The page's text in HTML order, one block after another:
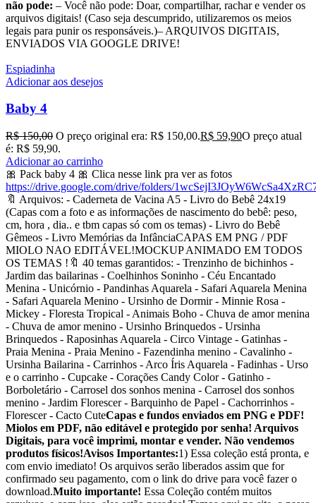
não pode: – Você não pode: Doar, compartilhar, rachar e vender os
arquivos digitais! (Caso seja descumprido, utilizaremos os meios
legais para punir os responsáveis.)– ARQUIVOS DIGITAIS,
ENVIADOS VIA GOOGLE DRIVE!
Espiadinha
Adicionar aos desejos
Baby 4
R$150,00 O preço original era: R$ 150,00.R$ 59,90O preço atual
é: R$ 59,90.
Adicionar ao carrinho
🎀 Pack baby 4 🎀 Clica nesse link pra ver as fotos
https://drive.google.com/drive/folders/
🔖 Arquivos: - Caderneta de Vacina A5 - Livro do Bebê 24x19
(Capas com a foto e as informações de nascimento do bebê: peso,
cm, hora , dia.. e tbm capas só com os temas) - Livro do Bebê
Gêmeos - Livro Memórias da InfânciaCAPAS EM PNG / PDF
MIOLO NAO EDITÁVEL!MOCKUP ANIMADO EM TODOS
OS TEMAS !🔖 40 temas garantidos: - Trenzinho de bichinhos -
Jardim das bailarinas - Coelhinhos Soninho - Céu Encantado
Menina - Unicórnio - Pandinhas Aquarela - Safari Aquarela Menina
- Safari Aquarela Menino - Ursinho de Dormir - Minnie Rosa -
Mickey - Floresta Tropical - Animais Boho - Chuva de amor menina
- Chuva de amor menino - Ursinho Brinquedos - Ursinha
Brinquedos - Raposinhas Aquarela - Circo Vintage - Gatinhas -
Praia Menina - Praia Menino - Fazendinha menino - Cavalinho -
Ursinha Bailarina - Carrinhos - Arco Íris Aquarela - Fadinhas - Urso
e o carrinho - Cupcake - Corações Candy Color - Gatinho -
Borboletário - Carrosel dos sonhos menina - Carrosel dos sonhos
menino - Jardim Florescer - Barquinho de Papel - Cachorrinhos -
Florescer - Cacto CuteCapas e fundos enviados em PNG e PDF!
Miolos em PDF, não editável e protegido por senha! Arquivos
Digitais, para você imprimi, montar e vender. Não vendemos
produtos físicos!Avisos Importantes:1) Essa coleção está pronta, e
com envio imediato! Os arquivos serão liberados assim que for
confirmado seu pagamento, com o link do drive para você fazer o
download.Muito importante! Essa Coleção contém muitos